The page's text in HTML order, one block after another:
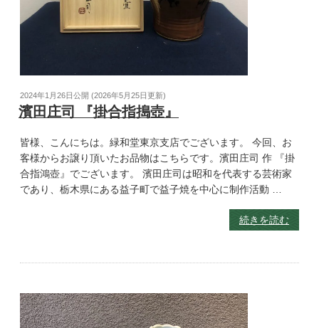
2024年1月26日公開 (2026年5月25日 更新)
濱田庄司 『掛合指搗壺』
皆様、こんにちは。緑和堂東京支店でございます。 今回、お
客様からお譲り頂いたお品物はこちらです。濱田庄司 作 『掛
合指鴻壺』でございます。 濱田庄司は昭和を代表する芸術家
であり、栃木県にある益子町で益子焼を中心に制作活動 …
続きを読む